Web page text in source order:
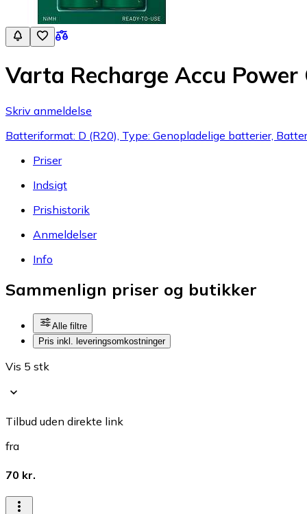
Varta Recharge Accu Power
Skriv anmeldelse
Batteriformat: D (R20), Type: Genopladelige batterier,
Priser
Indsigt
Prishistorik
Anmeldelser
Info
Sammenlign priser og butikker
Alle filtre
Pris inkl. leveringsomkostninger
Vis 5 stk
Tilbud uden direkte link
fra
70 kr.